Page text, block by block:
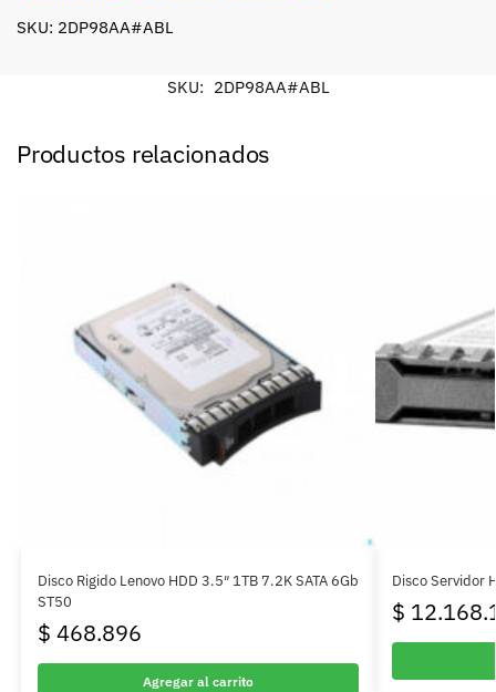
SKU: 2DP98AA#ABL
SKU: 2DP98AA#ABL
Productos relacionados
Disco Rigido Lenovo HDD 3.5″ 1TB 7.2K SATA 6Gb
ST50
$ 468.896
Agregar al carrito
Disco Servidor
$